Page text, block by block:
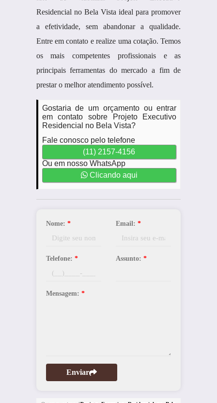
Residencial no Bela Vista ideal para promover
a efetividade, sem abandonar a qualidade.
Entre em contato e realize uma cotação. Temos
os mais competentes profissionais e as
principais ferramentas do mercado a fim de
prestar o melhor atendimento possível.
Gostaria de um orçamento ou entrar
em contato sobre Projeto Executivo
Residencial no Bela Vista?
Fale conosco pelo telefone
(11) 2157-4156
Ou em nosso WhatsApp
Clicando aqui
Nome: * Email: *
Telefone: * Assunto: *
Mensagem: *
Enviar